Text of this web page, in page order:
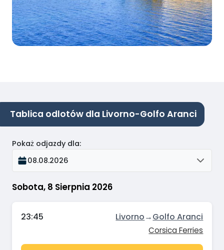
Tablica odlotów dla Livorno-Golfo Aranci
Sobota, 8 Sierpnia 2026
Pokaż odjazdy dla:
08.08.2026
23:45 Livorno→Golfo Aranci
Corsica Ferries